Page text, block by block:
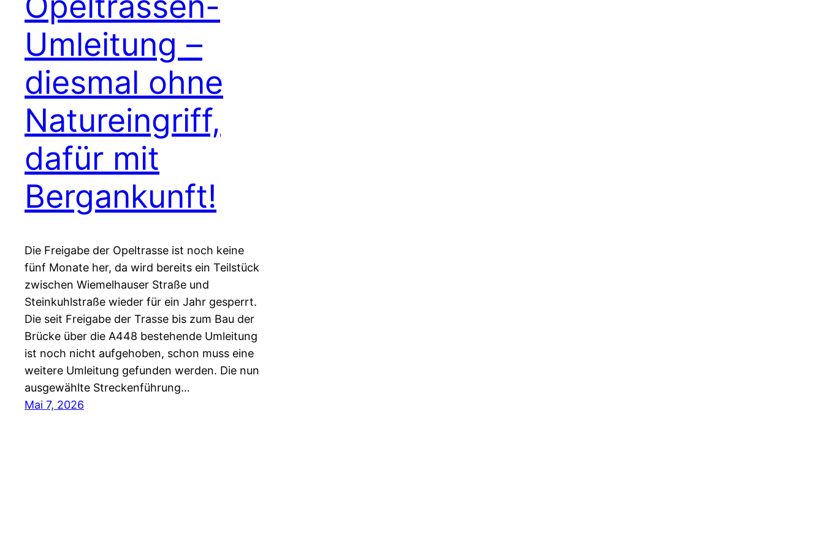
Umleitung –
diesmal ohne
Natureingriff,
dafür mit
Bergankunft!
Die Freigabe der Opeltrasse ist noch keine
fünf Monate her, da wird bereits ein Teilstück
zwischen Wiemelhauser Straße und
Steinkuhlstraße wieder für ein Jahr gesperrt.
Die seit Freigabe der Trasse bis zum Bau der
Brücke über die A448 bestehende Umleitung
ist noch nicht aufgehoben, schon muss eine
weitere Umleitung gefunden werden. Die nun
ausgewählte Streckenführung…
Mai 7, 2026